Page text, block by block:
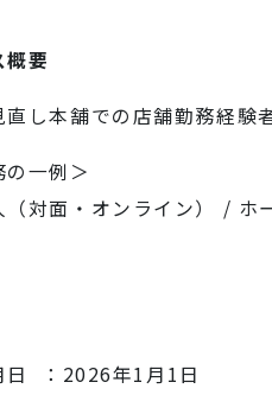
要
し本舗での店舗勤務経験
一例＞
（対面・オンライン） /
日 ：2026年1月1日